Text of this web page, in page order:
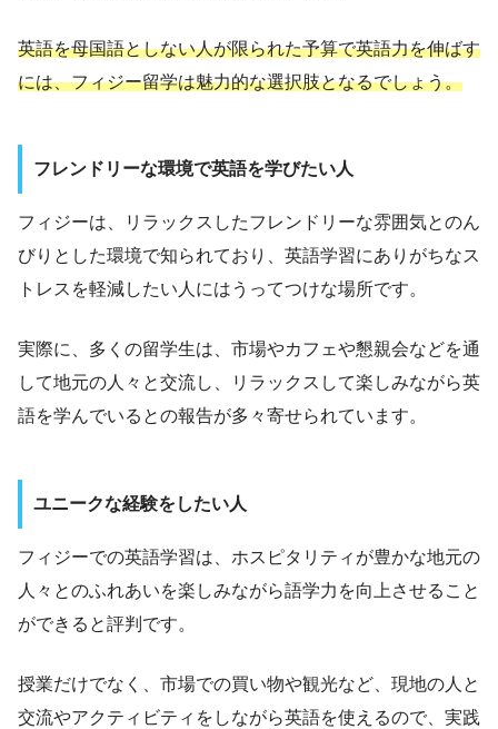
英語を母国語としない人が限られた予算で英語力を伸ばす
には、フィジー留学は魅力的な選択肢となるでしょう。
フレンドリーな環境で英語を学びたい人
フィジーは、リラックスしたフレンドリーな雰囲気とのん
びりとした環境で知られており、英語学習にありがちなス
トレスを軽減したい人にはうってつけな場所です。
実際に、多くの留学生は、市場やカフェや懇親会などを通
して地元の人々と交流し、リラックスして楽しみながら英
語を学んでいるとの報告が多々寄せられています。
ユニークな経験をしたい人
フィジーでの英語学習は、ホスピタリティが豊かな地元の
人々とのふれあいを楽しみながら語学力を向上させること
ができると評判です。
授業だけでなく、市場での買い物や観光など、現地の人と
交流やアクティビティをしながら英語を使えるので、実践